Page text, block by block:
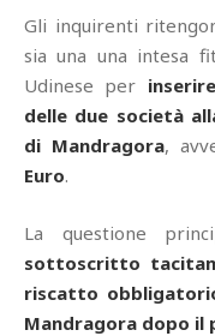
Gli inquirenti
sia una una intesa
Udinese per
delle due società
di Mandragora,
Euro.
La questione
sottoscritto
riscatto
Mandragora dopo il